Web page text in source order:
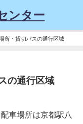
ンター
所・貸切バスの通行区域
の通行区域
車場所は京都駅八